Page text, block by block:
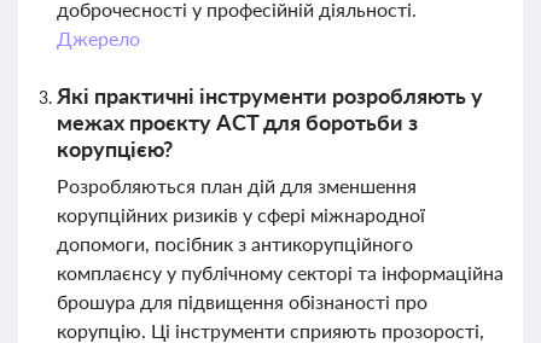
доброчесності у професійній діяльності.
Джерело
Які практичні інструменти розробляють у
межах проєкту ACT для боротьби з
корупцією?
Розробляються план дій для зменшення
корупційних ризиків у сфері міжнародної
допомоги, посібник з антикорупційного
комплаєнсу у публічному секторі та інформаційна
брошура для підвищення обізнаності про
корупцію. Ці інструменти сприяють прозорості,